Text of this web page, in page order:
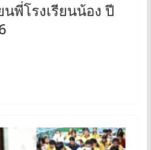
นพี่โรงเรียนน้อง ปี